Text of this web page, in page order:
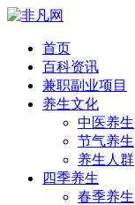
首页
百科资讯
兼职副业项目
养生文化
中医养生
节气养生
养生人群
四季养生
春季养生